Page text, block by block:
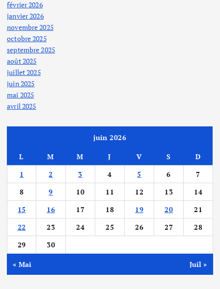
février 2026
janvier 2026
novembre 2025
octobre 2025
septembre 2025
août 2025
juillet 2025
juin 2025
mai 2025
avril 2025
juin 2026
L M M J V S
D
1
2 3 4 5 6
7
8
9 10 11 12 13
14
15
16 17 18 19 20
21
22
23 24 25 26 27
28
29
30
« Mai Juil »